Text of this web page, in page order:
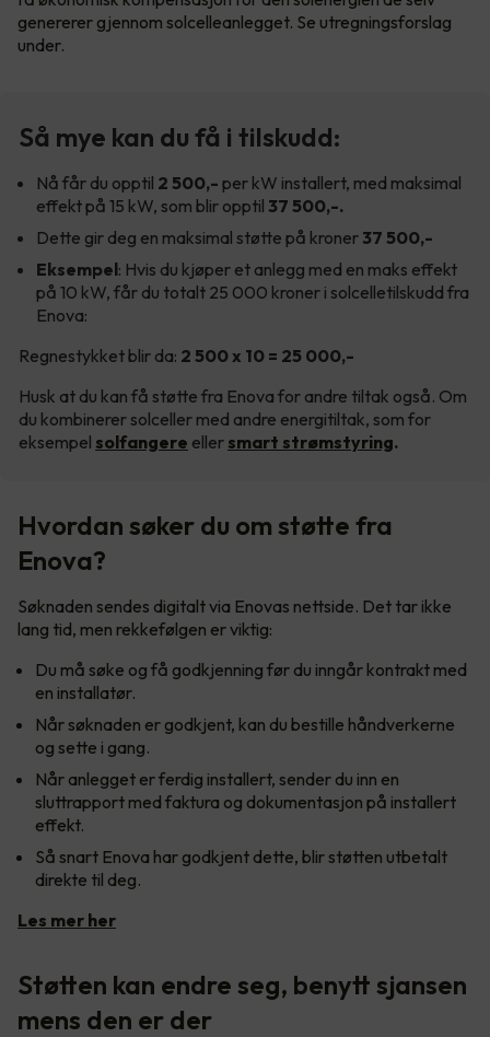
genererer gjennom solcelleanlegget. Se utregningsforslag
under.
Så mye kan du få i tilskudd:
Nå får du opptil 2 500,- per kW installert, med maksimal
effekt på 15 kW, som blir opptil 37 500,-.
Dette gir deg en maksimal støtte på kroner37 500,-
Eksempel: Hvis du kjøper et anlegg med en maks effekt
på 10 kW, får du totalt 25 000 kroner i solcelletilskudd fra
Enova:
Regnestykket blir da: 2 500 x 10 = 25 000,-
Husk at du kan få støtte fra Enova for andre tiltak også. Om
du kombinerer solceller med andre energitiltak, som for
eksempel solfangere eller smart strømstyring.
Hvordan søker du om støtte fra
Enova?
Søknaden sendes digitalt via Enovas nettside. Det tar ikke
lang tid, men rekkefølgen er viktig:
Du må søke og få godkjenning før du inngår kontrakt med
en installatør.
Når søknaden er godkjent, kan du bestille håndverkerne
og sette i gang.
Når anlegget er ferdig installert, sender du inn en
sluttrapport med faktura og dokumentasjon på installert
effekt.
Så snart Enova har godkjent dette, blir støtten utbetalt
direkte til deg.
Les mer her
Støtten kan endre seg, benytt sjansen
mens den er der